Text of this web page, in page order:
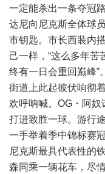
一定能杀出一条夺冠
达尼向尼克斯全体球
市钥匙。市长西装内
己一样，“这么多年
终有一日会重回巅峰”
街道上此起彼伏响彻
欢呼呐喊。OG・阿
打进致胜一球。游行
一手举着季中锦标赛
尼克斯最具代表性的
森同乘一辆花车，尽